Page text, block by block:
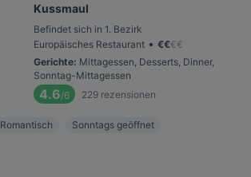
Kussmaul
Befindet sich in 1. Bezirk
Europäisches Restaurant • €€€€
Gerichte: Mittagessen, Desserts, Dinner,
Sonntag-Mittagessen
4.6/6 229 rezensionen
Romantisch Sonntags geöffnet